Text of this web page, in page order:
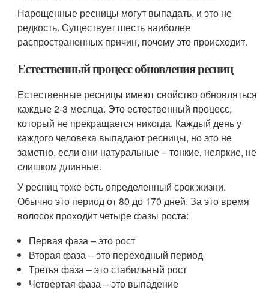
Нарощенные ресницы могут выпадать, и это не
редкость. Существует шесть наиболее
распространенных причин, почему это происходит.
Естественный процесс обновления ресниц
Естественные ресницы имеют свойство обновляться
каждые 2-3 месяца. Это естественный процесс,
который не прекращается никогда. Каждый день у
каждого человека выпадают ресницы, но это не
заметно, если они натуральные – тонкие, неяркие, не
слишком длинные.
У ресниц тоже есть определенный срок жизни.
Обычно это период от 80 до 170 дней. За это время
волосок проходит четыре фазы роста:
Первая фаза – это рост
Вторая фаза – это переходный период
Третья фаза – это стабильный рост
Четвертая фаза – это выпадение